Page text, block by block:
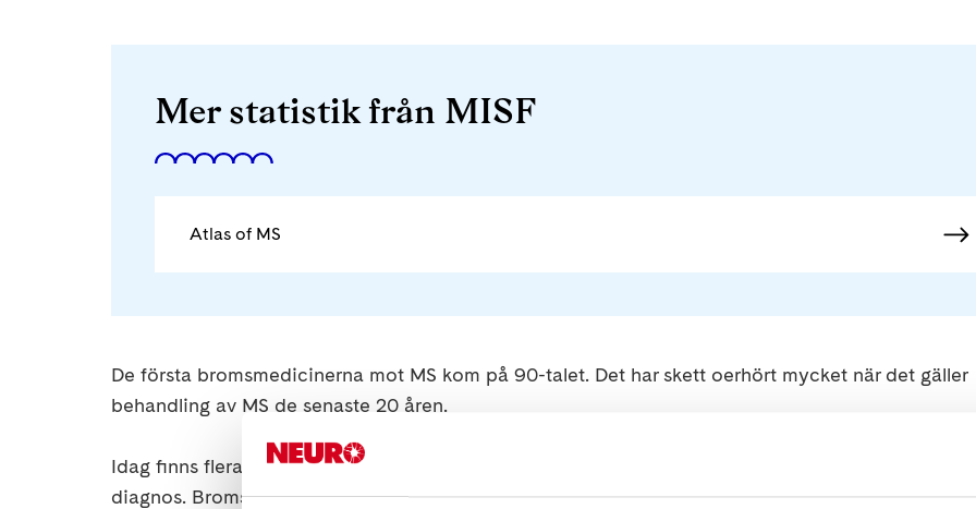
Mer statistik från MISF
Atlas of MS
De första bromsmedicinerna mot MS kom på 90-talet. Det har skett oerhört mycket när det gäller
behandling av MS de senaste 20 åren.
Idag finns flera effektiva läkemedel som fördröjer sjukdomsutvecklingen för de flesta som får en
diagnos. Bromsmedicinerna fungerar bäst vid skovvis form av MS. Tyvärr har de flesta